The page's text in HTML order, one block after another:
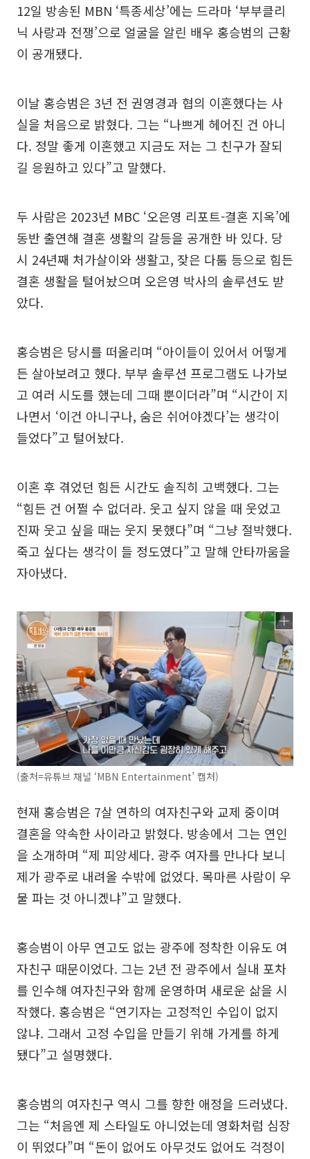
12일 방송된 MBN ‘특종세상’에는 드라마 ‘부부클리
닉 사랑과 전쟁’으로 얼굴을 알린 배우 홍승범의 근황
이 공개됐다.
이날 홍승범은 3년 전 권영경과 협의 이혼했다는 사
실을 처음으로 밝혔다. 그는 “나쁘게 헤어진 건 아니
다. 정말 좋게 이혼했고 지금도 저는 그 친구가 잘되
길 응원하고 있다”고 말했다.
두 사람은 2023년 MBC ‘오은영 리포트-결혼 지옥’에
동반 출연해 결혼 생활의 갈등을 공개한 바 있다. 당
시 24년째 처가살이와 생활고, 잦은 다툼 등으로 힘든
결혼 생활을 털어놨으며 오은영 박사의 솔루션도 받
았다.
홍승범은 당시를 떠올리며 “아이들이 있어서 어떻게
든 살아보려고 했다. 부부 솔루션 프로그램도 나가보
고 여러 시도를 했는데 그때 뿐이더라”며 “시간이 지
나면서 ‘이건 아니구나, 숨은 쉬어야겠다’는 생각이
들었다”고 털어놨다.
이혼 후 겪었던 힘든 시간도 솔직히 고백했다. 그는
“힘든 건 어쩔 수 없더라. 웃고 싶지 않을 때 웃었고
진짜 웃고 싶을 때는 웃지 못했다”며 “그냥 절박했다.
죽고 싶다는 생각이 들 정도였다”고 말해 안타까움을
자아냈다.
(출처=유튜브 채널 ‘MBN Entertainment’ 캡처)
현재 홍승범은 7살 연하의 여자친구와 교제 중이며
결혼을 약속한 사이라고 밝혔다. 방송에서 그는 연인
을 소개하며 “제 피앙세다. 광주 여자를 만나다 보니
제가 광주로 내려올 수밖에 없었다. 목마른 사람이 우
물 파는 것 아니겠냐”고 말했다.
홍승범이 아무 연고도 없는 광주에 정착한 이유도 여
자친구 때문이었다. 그는 2년 전 광주에서 실내 포차
를 인수해 여자친구와 함께 운영하며 새로운 삶을 시
작했다. 홍승범은 “연기자는 고정적인 수입이 없지
않냐. 그래서 고정 수입을 만들기 위해 가게를 하게
됐다”고 설명했다.
홍승범의 여자친구 역시 그를 향한 애정을 드러냈다.
그는 “처음엔 제 스타일도 아니었는데 영화처럼 심장
이 뛰었다”며 “돈이 없어도 아무것도 없어도 걱정이